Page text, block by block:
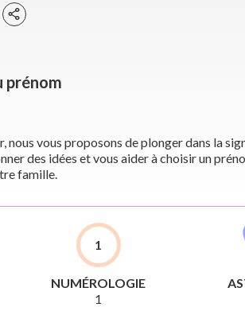
prénom
nous vous proposons de plonger dans la
des idées et vous aider à choisir un
famille.
1
NUMÉROLOGIE
1